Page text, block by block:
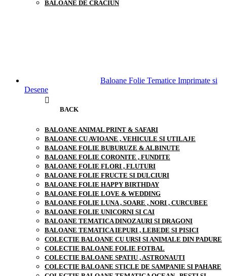
BALOANE DE CRACIUN
Baloane Folie Tematice Imprimate si
Desene
BACK
BALOANE ANIMAL PRINT & SAFARI
BALOANE CU AVIOANE , VEHICULE SI UTILAJE
BALOANE FOLIE BUBURUZE & ALBINUTE
BALOANE FOLIE CORONITE , FUNDITE
BALOANE FOLIE FLORI , FLUTURI
BALOANE FOLIE FRUCTE SI DULCIURI
BALOANE FOLIE HAPPY BIRTHDAY
BALOANE FOLIE LOVE & WEDDING
BALOANE FOLIE LUNA , SOARE , NORI , CURCUBEE
BALOANE FOLIE UNICORNI SI CAI
BALOANE TEMATICA DINOZAURI SI DRAGONI
BALOANE TEMATICA IEPURI , LEBEDE SI PISICI
COLECTIE BALOANE CU URSI SI ANIMALE DIN PADURE
COLECTIE BALOANE FOLIE FOTBAL
COLECTIE BALOANE SPATIU , ASTRONAUTI
COLECTIE BALOANE STICLE DE SAMPANIE SI PAHARE